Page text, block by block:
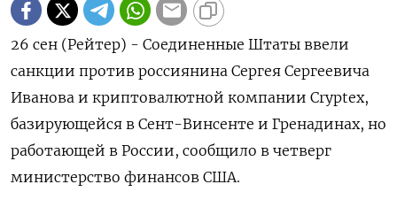
26 сен (Рейтер) - Соединенные Штаты ввели
санкции против россиянина Сергея Сергеевича
Иванова и криптовалютной компании Cryptex,
базирующейся в Сент-Винсенте и Гренадинах, но
работающей в России, сообщило в четверг
министерство финансов США.